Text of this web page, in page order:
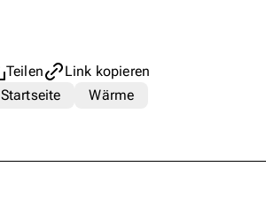
Teilen
Link kopieren
Startseite
Wärme